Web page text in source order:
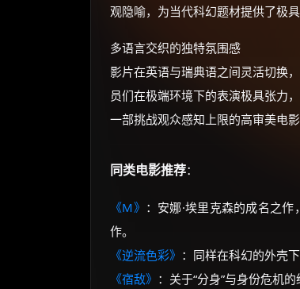
观隐喻，为当代科幻题材提供了极具
多语言交织的独特氛围感
影片在英语与瑞典语之间灵活切换
员们在极端环境下的表演极具张力
一部挑战观众感知上限的高审美电影
同类电影推荐：
《M》 ：安娜·埃里克森的成名之
作。
《逆流色彩》 ：同样在科幻的外壳
《宿敌》 ：关于“分身”与身份危机